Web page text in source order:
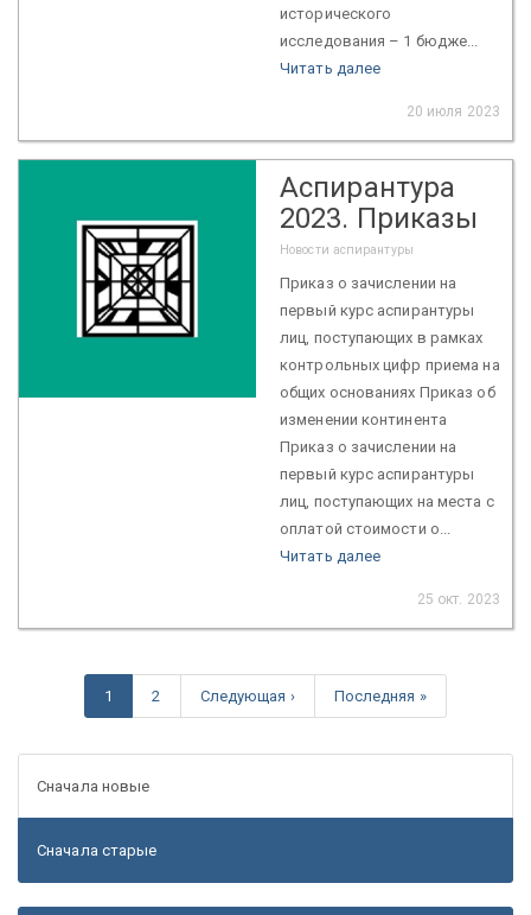
исторического
исследования – 1 бюдже...
Читать далее
20 июля 2023
Аспирантура
2023. Приказы
Новости аспирантуры
Приказ о зачислении на
первый курс аспирантуры
лиц, поступающих в рамках
контрольных цифр приема на
общих основаниях Приказ об
изменении континента
Приказ о зачислении на
первый курс аспирантуры
лиц, поступающих на места с
оплатой стоимости о...
Читать далее
25 окт. 2023
1 2 Следующая › Последняя »
Сначала новые
Сначала старые